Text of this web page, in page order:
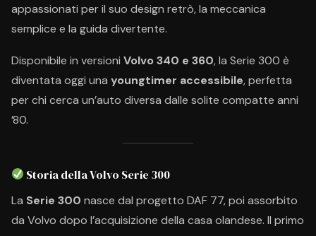
appassionati per il suo design retrò, la meccanica
semplice e la guida divertente.
Disponibile in versioni Volvo 340 e 360, la Serie 300 è
diventata oggi una youngtimer accessibile, perfetta
per chi cerca un’auto diversa dalle solite compatte anni
’80.
Storia della Volvo Serie 300
La Serie 300 nasce dal progetto DAF 77, poi assorbito
da Volvo dopo l’acquisizione della casa olandese. Il primo